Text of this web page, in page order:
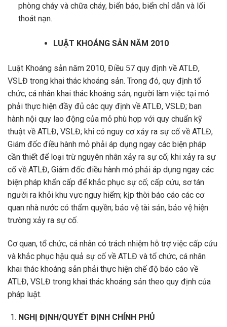
phòng cháy và chữa cháy, biển báo, biển chỉ dẫn và lối
thoát nạn.
LUẬT KHOÁNG SẢN NĂM 2010
Luật Khoáng sản năm 2010, Điều 57 quy định về ATLĐ,
VSLĐ trong khai thác khoáng sản. Trong đó, quy định tổ
chức, cá nhân khai thác khoáng sản, người làm việc tại mỏ
phải thực hiện đầy đủ các quy định về ATLĐ, VSLĐ; ban
hành nội quy lao động của mỏ phù hợp với quy chuẩn kỹ
thuật về ATLĐ, VSLĐ; khi có nguy cơ xảy ra sự cố về ATLĐ,
Giám đốc điều hành mỏ phải áp dụng ngay các biện pháp
cần thiết để loại trừ nguyên nhân xảy ra sự cố; khi xảy ra sự
cố về ATLĐ, Giám đốc điều hành mỏ phải áp dụng ngay các
biện pháp khẩn cấp để khắc phục sự cố; cấp cứu, sơ tán
người ra khỏi khu vực nguy hiểm; kịp thời báo cáo các cơ
quan nhà nước có thẩm quyền; bảo vệ tài sản, bảo vệ hiện
trường xảy ra sự cố.
Cơ quan, tổ chức, cá nhân có trách nhiệm hỗ trợ việc cấp cứu
và khắc phục hậu quả sự cố về ATLĐ và tổ chức, cá nhân
khai thác khoáng sản phải thực hiện chế độ báo cáo về
ATLĐ, VSLĐ trong khai thác khoáng sản theo quy định của
pháp luật.
NGHỊ ĐỊNH/QUYẾT ĐỊNH CHÍNH PHỦ